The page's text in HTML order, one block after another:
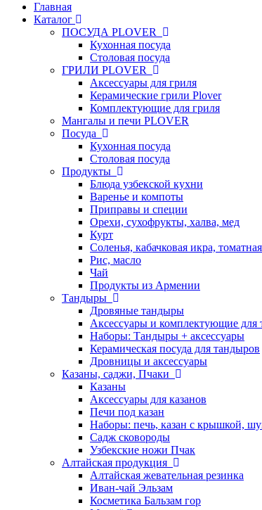
Главная
Каталог
ПОСУДА PLOVER
Кухонная посуда
Столовая посуда
ГРИЛИ PLOVER
Аксессуары для гриля
Керамические грили Plover
Комплектующие для гриля
Мангалы и печи PLOVER
Посуда
Кухонная посуда
Столовая посуда
Продукты
Блюда узбекской кухни
Варенье и компоты
Приправы и специи
Орехи, сухофрукты, халва, мед
Курт
Соленья, кабачковая икра,
Рис, масло
Чай
Продукты из Армении
Тандыры
Дровяные тандыры
Аксессуары и комплектующие для
Наборы: Тандыры + аксессуары
Керамическая посуда для тандыров
Дровницы и аксессуары
Казаны, саджи, Пчаки
Казаны
Аксессуары для казанов
Печи под казан
Наборы: печь, казан с крышкой,
Садж сковороды
Узбекские ножи Пчак
Алтайская продукция
Алтайская жевательная резинка
Иван-чай Эльзам
Косметика Бальзам гор